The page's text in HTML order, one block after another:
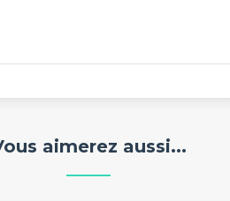
aimerez aussi...